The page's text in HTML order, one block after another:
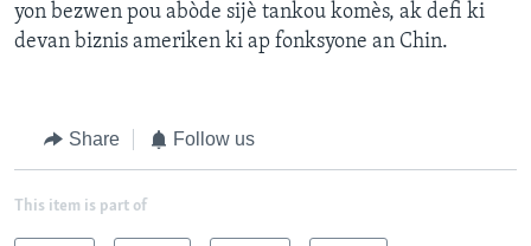
yon bezwen pou abòde sijè tankou komès, ak defi ki
devan biznis ameriken ki ap fonksyone an Chin.
Share Follow us
This item is part of